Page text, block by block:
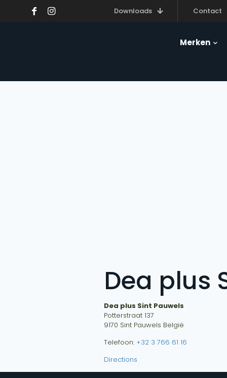
Downloads Contact
Merken
Dea plus
Dea plus Sint Pauwels
Potterstraat 137
9170 Sint Pauwels België
Telefoon: +32 3 766 61 16
Directions